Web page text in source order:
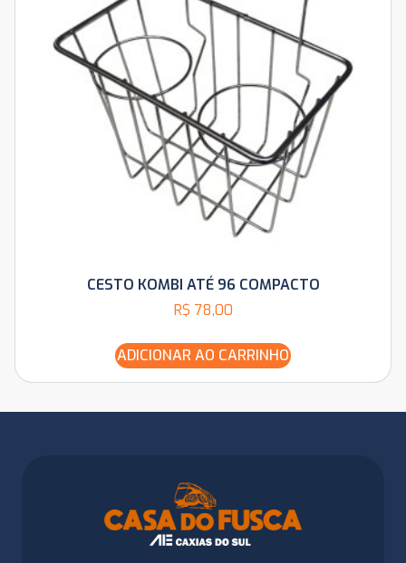
CESTO KOMBI ATÉ 96 COMPACTO
R$ 78,00
ADICIONAR AO CARRINHO